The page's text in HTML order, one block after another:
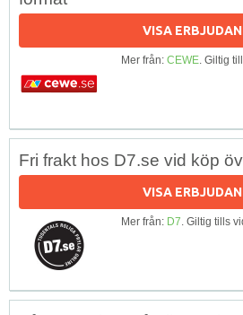
VISA
Mer från: CEWE. Giltig
Fri frakt hos D7.se vid köp
VISA
Mer från: D7. Giltig tills